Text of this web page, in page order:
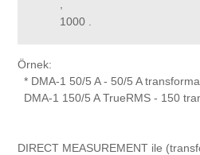
1000 .
Örnek:
* DMA-1 50/5 A - 50/5 A
DMA-1 150/5 A TrueRMS - 150
DIRECT MEASUREMENT ile